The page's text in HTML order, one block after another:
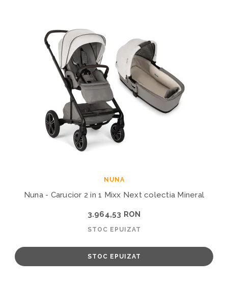
NUNA
Nuna - Carucior 2 in 1 Mixx Next colectia Mineral
3.964,53 RON
STOC EPUIZAT
STOC EPUIZAT